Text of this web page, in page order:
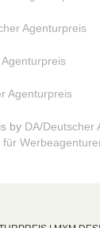
Agenturpreis
Agenturpreis
by DA/Deutscher